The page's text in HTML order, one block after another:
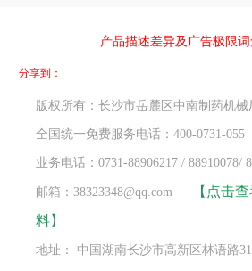
产品描述差异及广告极限
分享到：
版权所有：长沙市岳麓区中南制药机械
全国统一免费服务电话：400-0731-055
业务电话：0731-88906217 / 88910078/
邮箱：38323348@qq.com
【点击
料】
地址： 中国湖南长沙市高新区林语路